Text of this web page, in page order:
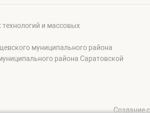
и массовых
муниципального района
района Саратовской
Создание